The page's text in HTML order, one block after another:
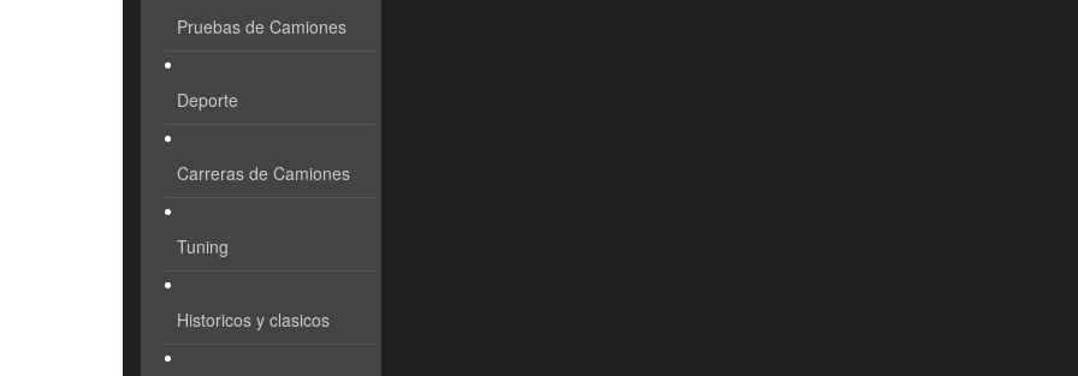
Pruebas de Camiones
Deporte
Carreras de Camiones
Tuning
Historicos y clasicos